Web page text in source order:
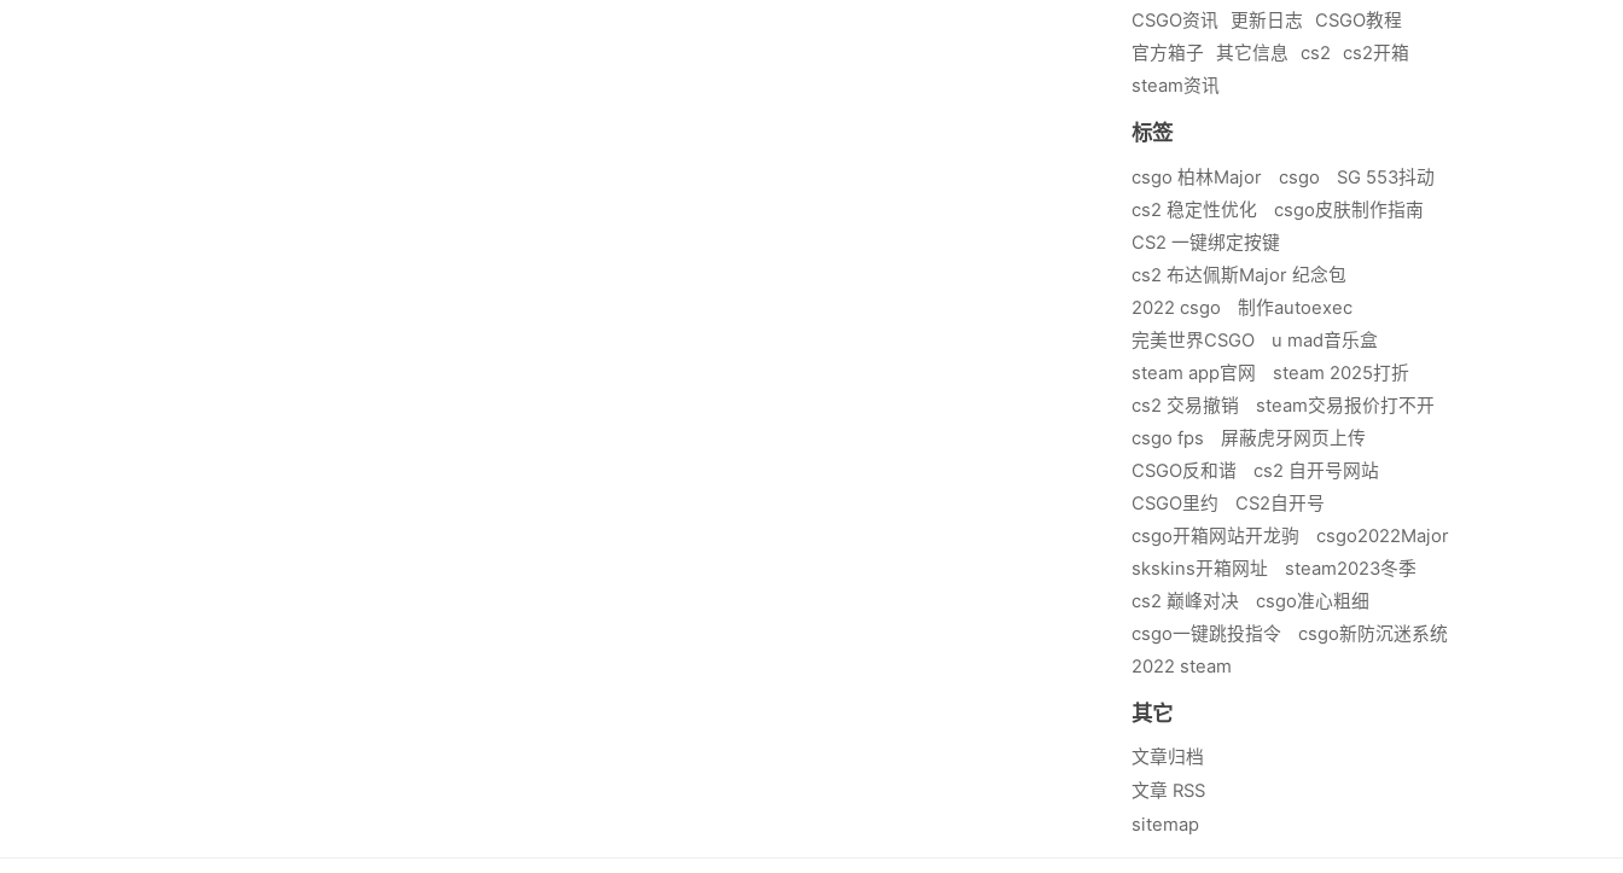
CSGO资讯
更新日志
CSGO教程
官方箱子
其它信息 cs2
cs2开箱
steam资讯
标签
csgo 柏林Major csgo
SG 553抖动
cs2 稳定性优化
csgo皮肤制作指南
CS2 一键绑定按键
cs2 布达佩斯Major 纪念包
2022 csgo
制作autoexec
完美世界CSGO
u mad音乐盒
steam app官网
steam 2025打折
cs2 交易撤销
steam交易报价打不开
csgo fps
屏蔽虎牙网页上传
CSGO反和谐
cs2 自开号网站
CSGO里约
CS2自开号
csgo开箱网站开龙驹
csgo2022Major
skskins开箱网址
steam2023冬季
cs2 巅峰对决
csgo准心粗细
csgo一键跳投指令
csgo新防沉迷系统
2022 steam
其它
文章归档
文章 RSS
sitemap